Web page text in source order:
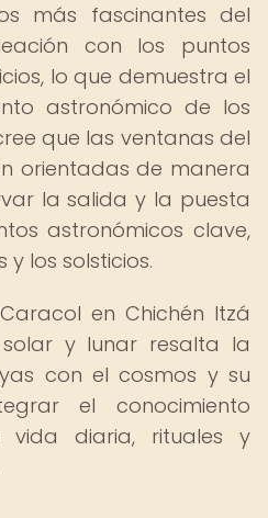
más fascinantes del
con los puntos
lo que demuestra el
astronómico de los
que las ventanas del
orientadas de manera
la salida y la puesta
astronómicos clave,
los solsticios.
en Chichén Itzá
y lunar resalta la
con el cosmos y su
el conocimiento
vida diaria, rituales y